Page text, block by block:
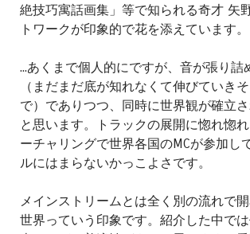
絶技巧寓話画集」等で知られる奇才 矢
トワークが印象的で花を添えています。
...あくまで個人的にですが、音が張り詰
（まだまだ底が知れなくて伸びていき
で）でありつつ、同時に世界観が確立
と思います。トラックの展開に惚れ惚
ーチャリングで世界各国のMCが参加し
ルにはまらないかっこよさです。
メインストリームとは全く別の流れで
世界っていう印象です。紹介した中で